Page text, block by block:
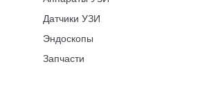
Датчики УЗИ
Эндоскопы
Запчасти